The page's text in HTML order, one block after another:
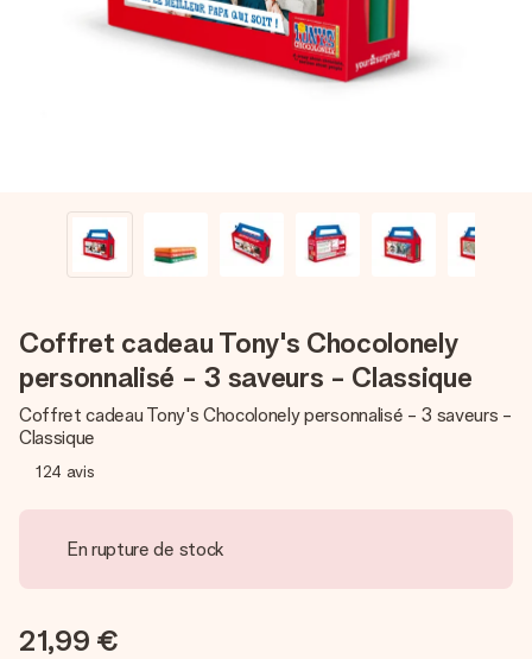
Créez quelque chose d’unique en quelques étapes – avec
son prénom, votre photo ou un message qui touche le cœur.
Sans complications, juste tout l’amour pour le moment idéal.
Coffret cadeau Tony's Chocolonely
personnalisé - 3 saveurs - Classique
Coffret cadeau Tony's Chocolonely personnalisé - 3 saveurs -
Classique
124 avis
En rupture de stock
21,99 €